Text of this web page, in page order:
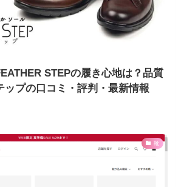
STEPの履き心地は？品質
ップの口コミ・評判・最新情報
靴